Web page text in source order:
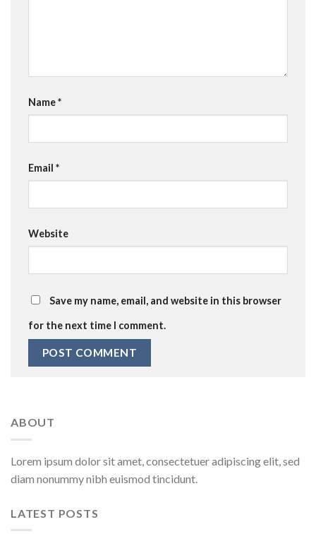
Name*
Email *
Website
Save my name, email, and website in this browser
for the next time I comment.
ABOUT
Lorem ipsum dolor sit amet, consectetuer adipiscing elit, sed
diam nonummy nibh euismod tincidunt.
LATEST POSTS